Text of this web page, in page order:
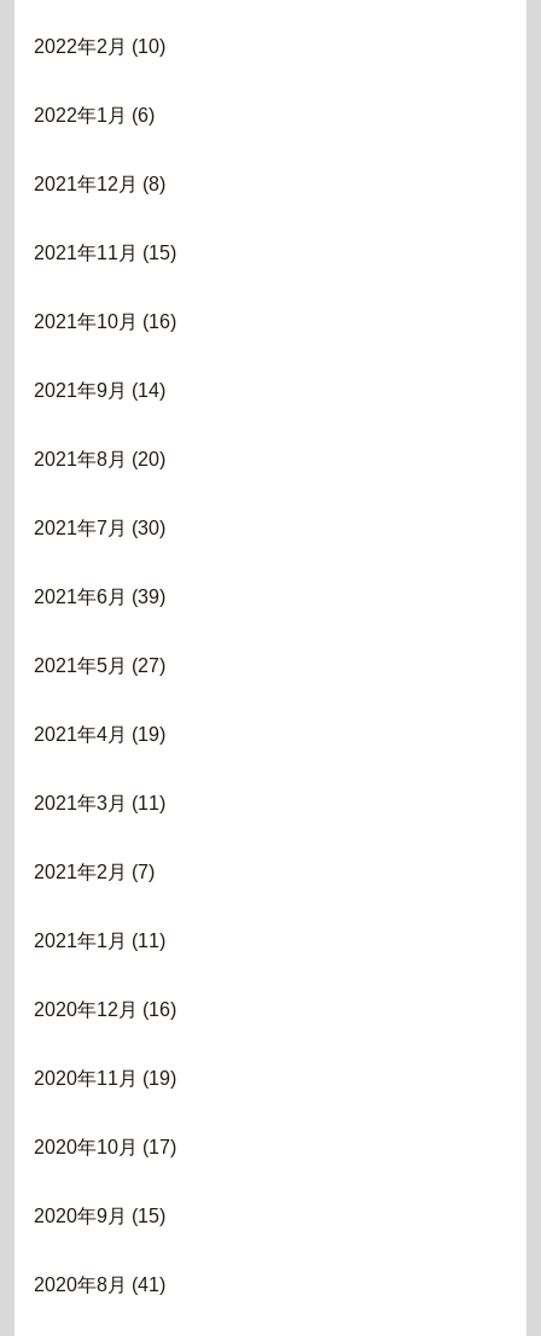
2022年2月 (10)
2022年1月 (6)
2021年12月 (8)
2021年11月 (15)
2021年10月 (16)
2021年9月 (14)
2021年8月 (20)
2021年7月 (30)
2021年6月 (39)
2021年5月 (27)
2021年4月 (19)
2021年3月 (11)
2021年2月 (7)
2021年1月 (11)
2020年12月 (16)
2020年11月 (19)
2020年10月 (17)
2020年9月 (15)
2020年8月 (41)